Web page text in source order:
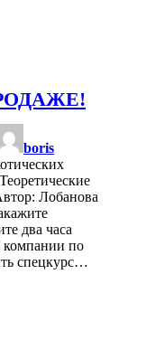
boris
Лобанова
два часа
компании по
спецкурс…